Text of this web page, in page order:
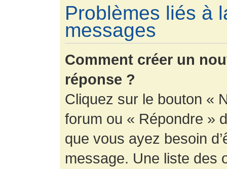
Problèmes liés à
messages
Comment créer un
réponse ?
Cliquez sur le bouton «
forum ou « Répondre »
que vous ayez besoin
message. Une liste des